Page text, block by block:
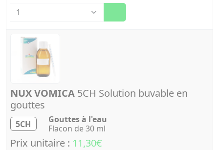
NUX VOMICA 5CH Solution buvable en
gouttes
5CH
Gouttes à l'eau
Flacon de 30 ml
Prix unitaire : 11,30€